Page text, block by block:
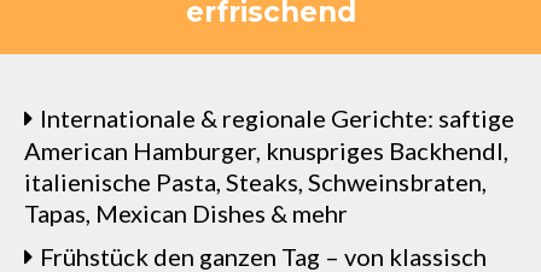
erfrischend
Internationale & regionale Gerichte: saftige
American Hamburger, knuspriges Backhendl,
italienische Pasta, Steaks, Schweinsbraten,
Tapas, Mexican Dishes & mehr
Frühstück den ganzen Tag – von klassisch